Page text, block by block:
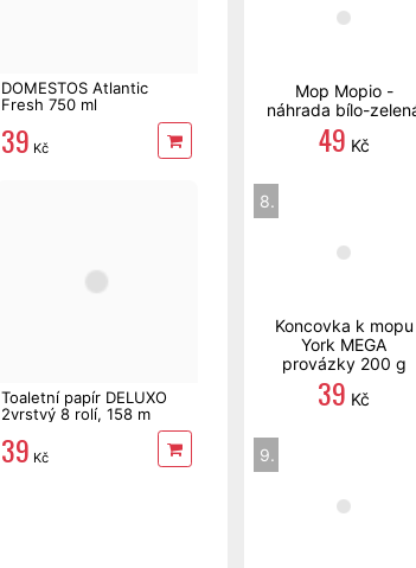
DOMESTOS Atlantic
Fresh 750 ml
39 Kč
Toaletní papír DELUXO
2vrstvý 8 rolí, 158 m
39 Kč
Mop Mopio -
náhrada bílo-
49 Kč
8.
Koncovka k mopu
York MEGA
provázky 200 g
39 Kč
9.